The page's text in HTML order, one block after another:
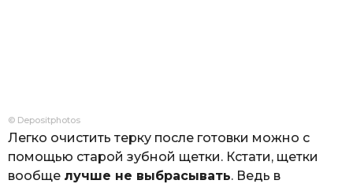
© Depositphotos
Легко очистить терку после готовки можно с
помощью старой зубной щетки. Кстати, щетки
вообще лучше не выбрасывать. Ведь в